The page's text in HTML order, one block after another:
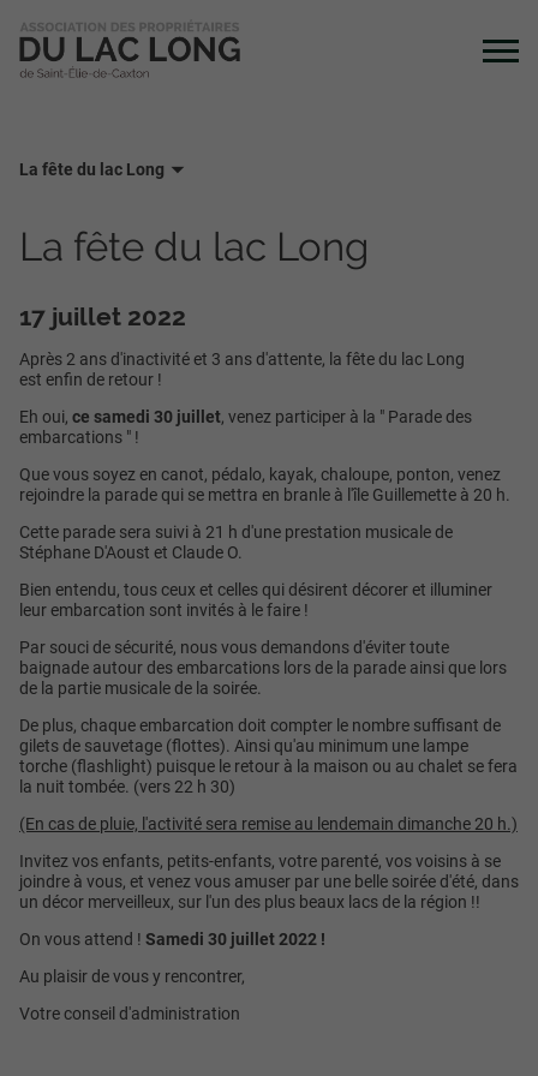
La fête du lac Long
La fête du lac Long
17 juillet 2022
Après 2 ans d'inactivité et 3 ans d'attente, la fête du lac Long
est enfin de retour !
Eh oui, ce samedi 30 juillet, venez participer à la " Parade des
embarcations " !
Que vous soyez en canot, pédalo, kayak, chaloupe, ponton, venez
rejoindre la parade qui se mettra en branle à l'île Guillemette à 20 h.
Cette parade sera suivi à 21 h d'une prestation musicale de
Stéphane D'Aoust et Claude O.
Bien entendu, tous ceux et celles qui désirent décorer et illuminer
leur embarcation sont invités à le faire !
Par souci de sécurité, nous vous demandons d'éviter toute
baignade autour des embarcations lors de la parade ainsi que lors
de la partie musicale de la soirée.
De plus, chaque embarcation doit compter le nombre suffisant de
gilets de sauvetage (flottes). Ainsi qu'au minimum une lampe
torche (flashlight) puisque le retour à la maison ou au chalet se fera
la nuit tombée. (vers 22 h 30)
(En cas de pluie, l'activité sera remise au lendemain dimanche 20 h.)
Invitez vos enfants, petits-enfants, votre parenté, vos voisins à se
joindre à vous, et venez vous amuser par une belle soirée d'été, dans
un décor merveilleux, sur l'un des plus beaux lacs de la région !!
On vous attend ! Samedi 30 juillet 2022 !
Au plaisir de vous y rencontrer,
Votre conseil d'administration